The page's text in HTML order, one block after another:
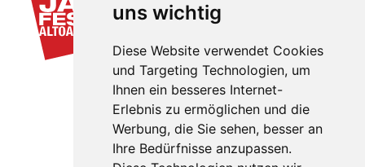
uns wichtig
Diese Website verwendet Cookies
und Targeting Technologien, um
Ihnen ein besseres Internet-
Erlebnis zu ermöglichen und die
Werbung, die Sie sehen, besser an
Ihre Bedürfnisse anzupassen.